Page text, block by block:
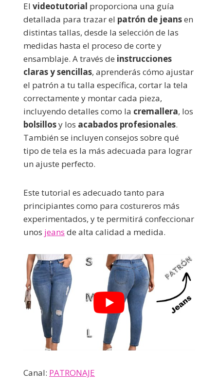
El videotutorial proporciona una guía
detallada para trazar el patrón de jeansen
distintas tallas, desde la selección de las
medidas hasta el proceso de corte y
ensamblaje. A través de instrucciones
claras y sencillas, aprenderás cómo ajustar
el patrón a tu talla específica, cortar la tela
correctamente y montar cada pieza,
incluyendo detalles como la cremallera, los
bolsillosy los acabados profesionales.
También se incluyen consejos sobre qué
tipo de tela es la más adecuada para lograr
un ajuste perfecto.
Este tutorial es adecuado tanto para
principiantes como para costureros más
experimentados, y te permitirá confeccionar
unos jeans de alta calidad a medida.
Canal: PATRONAJE